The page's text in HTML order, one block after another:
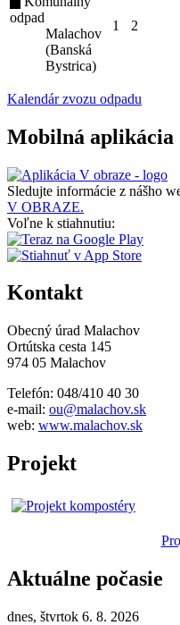
odpad
Malachov
(Banská
Bystrica)
1 2
Kalendár zvozu odpadu
Mobilná aplikácia
Sledujte informácie z nášho
V OBRAZE.
Voľne k stiahnutiu:
Kontakt
Obecný úrad Malachov
Ortútska cesta 145
974 05 Malachov
Telefón: 048/410 40 30
e-mail: ou@malachov.sk
web: www.malachov.sk
Projekt
Aktuálne počasie
dnes, štvrtok 6. 8. 2026